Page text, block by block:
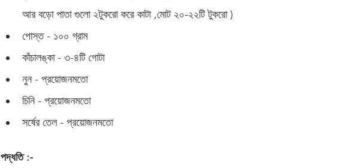
আর বড়ো পাতা গুলো ২টুকরো করে কাটা ,মোট ২০-২২টি টুকরো )
পোস্ত - ১০০ গ্রাম
কাঁচালঙ্কা - ৩-৪টি গোটা
নুন - প্রয়োজনমতো
চিনি - প্রয়োজনমতো
সর্ষের তেল - প্রয়োজনমতো
পদ্ধতি :-